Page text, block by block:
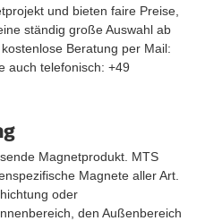
und bieten faire Preise,
ständig große Auswahl ab
Beratung per Mail:
auch telefonisch: +49
Magnetprodukt. MTS
Magnete aller Art.
oder
den Außenbereich